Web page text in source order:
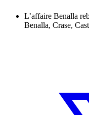
L’affaire Benalla
Benalla, Crase,